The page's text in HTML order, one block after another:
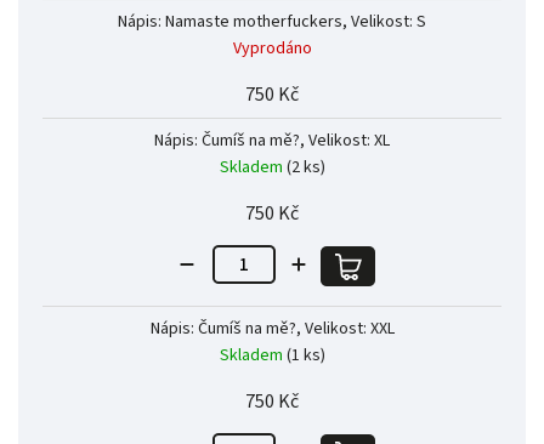
Nápis: Namaste motherfuckers, Velikost: S
Vyprodáno
750 Kč
Nápis: Čumíš na mě?, Velikost: XL
Skladem (2 ks)
750 Kč
Nápis: Čumíš na mě?, Velikost: XXL
Skladem (1 ks)
750 Kč